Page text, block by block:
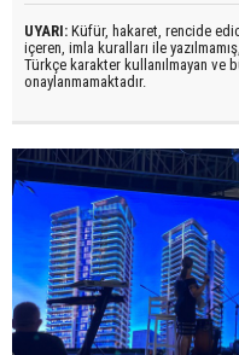
UYARI: Küfür, hakaret, rencide
içeren, imla kuralları ile yazılmamış,
Türkçe karakter kullanılmayan ve
onaylanmamaktadır.